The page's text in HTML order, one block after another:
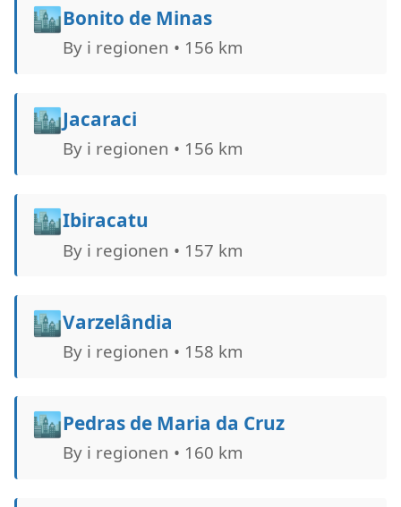
🏙️Bonito de Minas
By i regionen • 156 km
🏙️Jacaraci
By i regionen • 156 km
🏙️Ibiracatu
By i regionen • 157 km
🏙️Varzelândia
By i regionen • 158 km
🏙️Pedras de Maria da Cruz
By i regionen • 160 km